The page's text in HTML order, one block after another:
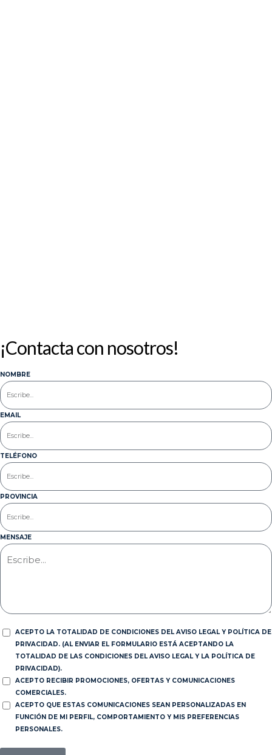
¡Contacta con nosotros!
NOMBRE
EMAIL
TELÉFONO
PROVINCIA
MENSAJE
ACEPTO LA TOTALIDAD DE CONDICIONES DEL AVISO LEGAL Y POLÍTICA DE
PRIVACIDAD. (AL ENVIAR EL FORMULARIO ESTÁ ACEPTANDO LA
TOTALIDAD DE LAS CONDICIONES DEL AVISO LEGAL Y LA POLÍTICA DE
PRIVACIDAD).
ACEPTO RECIBIR PROMOCIONES, OFERTAS Y COMUNICACIONES
COMERCIALES.
ACEPTO QUE ESTAS COMUNICACIONES SEAN PERSONALIZADAS EN
FUNCIÓN DE MI PERFIL, COMPORTAMIENTO Y MIS PREFERENCIAS
PERSONALES.